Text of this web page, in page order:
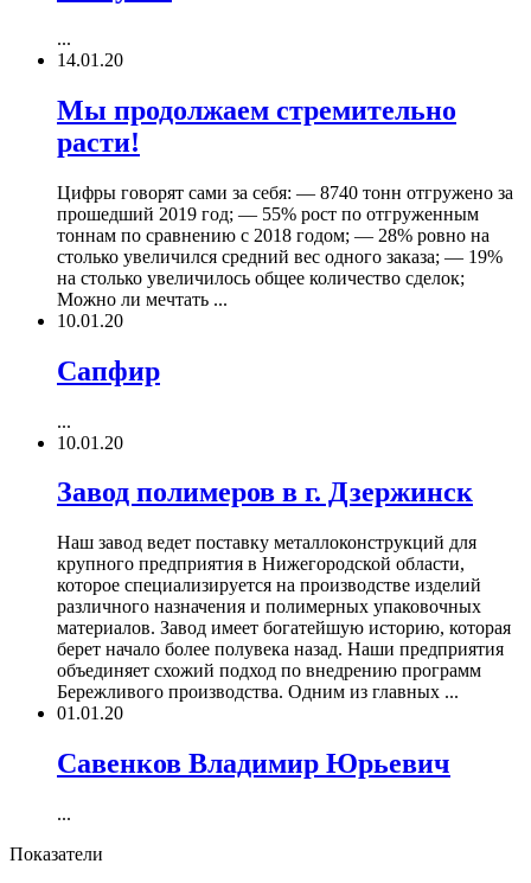
...
14.01.20
Мы продолжаем стремительно
расти!
Цифры говорят сами за себя: — 8740 тонн отгружено за
прошедший 2019 год; — 55% рост по отгруженным
тоннам по сравнению с 2018 годом; — 28% ровно на
столько увеличился средний вес одного заказа; — 19%
на столько увеличилось общее количество сделок;
Можно ли мечтать ...
10.01.20
Сапфир
...
10.01.20
Завод полимеров в г. Дзержинск
Наш завод ведет поставку металлоконструкций для
крупного предприятия в Нижегородской области,
которое специализируется на производстве изделий
различного назначения и полимерных упаковочных
материалов. Завод имеет богатейшую историю, которая
берет начало более полувека назад. Наши предприятия
объединяет схожий подход по внедрению программ
Бережливого производства. Одним из главных ...
01.01.20
Савенков Владимир Юрьевич
...
Показатели